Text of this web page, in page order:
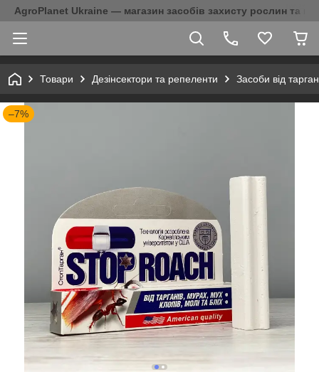
AgroPlanet Ukraine — магазин засобів захисту рослин та
Товари Дезінсектори та репеленти Засоби від
–7%